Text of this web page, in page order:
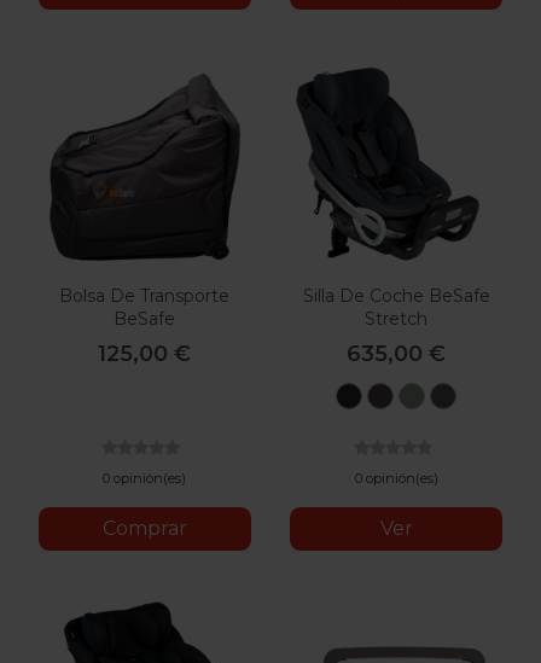
Bolsa De Transporte
BeSafe
125,00 €
0 opinión(es)
Comprar
Silla De Coche BeSafe
Stretch
635,00 €
BlackMelange
Sea
0 opinión(es)
Ver